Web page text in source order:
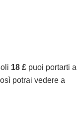
18 £ puoi portarti a
potrai vedere a